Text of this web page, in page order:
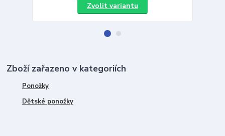
Zvolit variantu
Zboží zařazeno v kategoriích
Ponožky
Dětské ponožky